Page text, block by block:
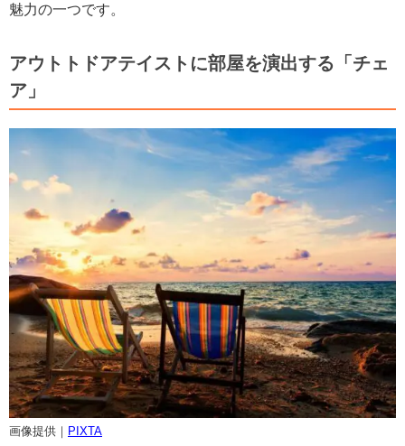
魅力の一つです。
アウトトドアテイストに部屋を演出する「チェ
ア」
画像提供｜ PIXTA